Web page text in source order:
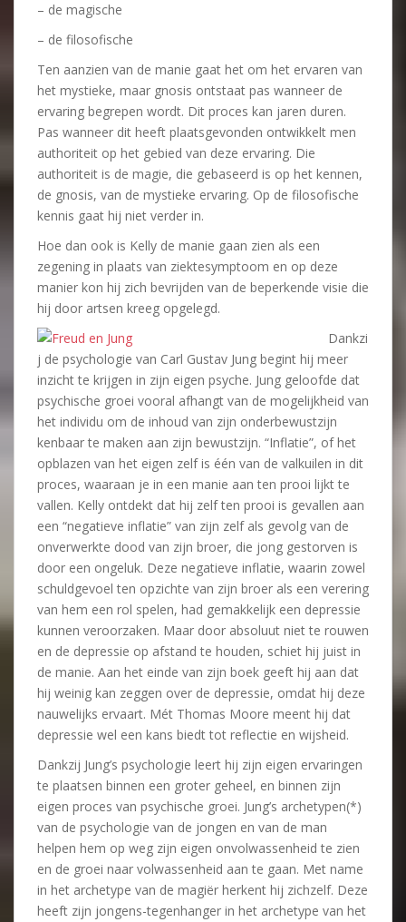
– de magische
– de filosofische
Ten aanzien van de manie gaat het om het ervaren van
het mystieke, maar gnosis ontstaat pas wanneer de
ervaring begrepen wordt. Dit proces kan jaren duren.
Pas wanneer dit heeft plaatsgevonden ontwikkelt men
authoriteit op het gebied van deze ervaring. Die
authoriteit is de magie, die gebaseerd is op het kennen,
de gnosis, van de mystieke ervaring. Op de filosofische
kennis gaat hij niet verder in.
Hoe dan ook is Kelly de manie gaan zien als een
zegening in plaats van ziektesymptoom en op deze
manier kon hij zich bevrijden van de beperkende visie die
hij door artsen kreeg opgelegd.
Dankzi
j de psychologie van Carl Gustav Jung begint hij meer
inzicht te krijgen in zijn eigen psyche. Jung geloofde dat
psychische groei vooral afhangt van de mogelijkheid van
het individu om de inhoud van zijn onderbewustzijn
kenbaar te maken aan zijn bewustzijn. “Inflatie”, of het
opblazen van het eigen zelf is één van de valkuilen in dit
proces, waaraan je in een manie aan ten prooi lijkt te
vallen. Kelly ontdekt dat hij zelf ten prooi is gevallen aan
een “negatieve inflatie” van zijn zelf als gevolg van de
onverwerkte dood van zijn broer, die jong gestorven is
door een ongeluk. Deze negatieve inflatie, waarin zowel
schuldgevoel ten opzichte van zijn broer als een verering
van hem een rol spelen, had gemakkelijk een depressie
kunnen veroorzaken. Maar door absoluut niet te rouwen
en de depressie op afstand te houden, schiet hij juist in
de manie. Aan het einde van zijn boek geeft hij aan dat
hij weinig kan zeggen over de depressie, omdat hij deze
nauwelijks ervaart. Mét Thomas Moore meent hij dat
depressie wel een kans biedt tot reflectie en wijsheid.
Dankzij Jung’s psychologie leert hij zijn eigen ervaringen
te plaatsen binnen een groter geheel, en binnen zijn
eigen proces van psychische groei. Jung’s archetypen(*)
van de psychologie van de jongen en van de man
helpen hem op weg zijn eigen onvolwassenheid te zien
en de groei naar volwassenheid aan te gaan. Met name
in het archetype van de magiër herkent hij zichzelf. Deze
heeft zijn jongens-tegenhanger in het archetype van het